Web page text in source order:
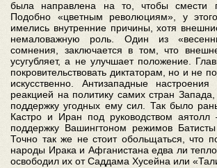
была направлена на то, чтобы смести
Подобно «цветным революциям», у
имелись внутренние причины, хотя
немаловажную роль. Один из
сомнения, заключается в том, что
усугубляет, а не улучшает положение.
покровительствовать диктаторам, но и не
искусственно. Антизападные настроения
реакцией на политику самих стран
поддержку угодных ему сил. Так было
Кастро и Иран под руководством аятолл
поддержку Вашингтоном режимов
Точно так же не стоит обольщаться, что
народы Ирака и Афганистана едва ли
освободил их от Саддама Хусейна или